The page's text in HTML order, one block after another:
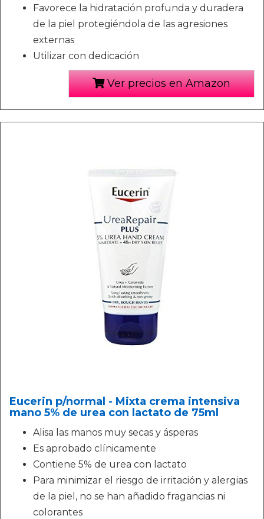
Favorece la hidratación profunda y duradera
de la piel protegiéndola de las agresiones
externas
Utilizar con dedicación
Ver precios en Amazon
Eucerin p/normal - Mixta crema intensiva
mano 5% de urea con lactato de 75ml
Alisa las manos muy secas y ásperas
Es aprobado clínicamente
Contiene 5% de urea con lactato
Para minimizar el riesgo de irritación y alergias
de la piel, no se han añadido fragancias ni
colorantes